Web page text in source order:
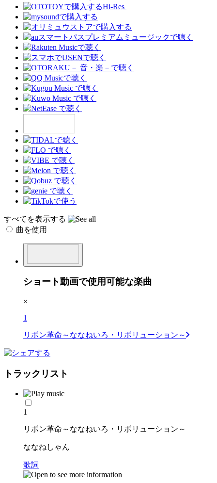
Hi-Res
すべてを表示する
曲を使用
ショート動画で使用可能な楽曲
×
1
リボン革命～ななねいろ・リボリューション～
トラックリスト
1
リボン革命～ななねいろ・リボリューション～
ななねしゃん
歌詞